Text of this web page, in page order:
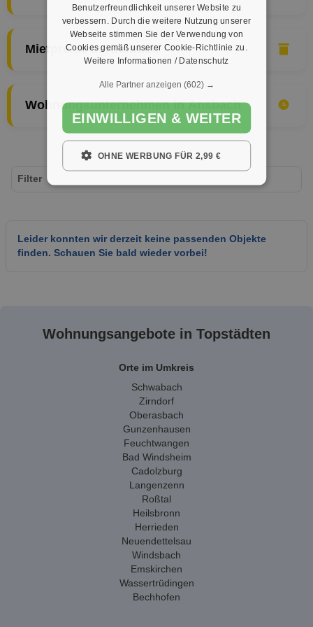
Mietpreise in Ansbach
Wohnungsunternehmen in Ansbach
Leider konnten wir derzeit keine passenden Objekte
finden. Schauen Sie bald wieder vorbei!
Filter
Wohnungsangebote in Topstädten
Orte im Umkreis
Schwabach
Zirndorf
Oberasbach
Gunzenhausen
Feuchtwangen
Bad Windsheim
Cadolzburg
Langenzenn
Roßtal
Heilsbronn
Herrieden
Neuendettelsau
Windsbach
Emskirchen
Wassertrüdingen
Bechhofen
Benutzerfreundlichkeit unserer Website zu
verbessern. Durch die weitere Nutzung unserer
Webseite stimmen Sie der Verwendung von
Cookies gemäß unserer Cookie-Richtlinie zu.
Weitere Informationen / Datenschutz
Alle Partner anzeigen (602) →
EINWILLIGEN & WEITER
OHNE WERBUNG FÜR 2,99 €